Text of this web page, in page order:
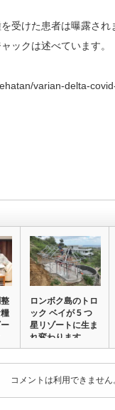
受けた患者は曝露さ
ックは述べています。
varian-delta-
ロンボク島のトロ
ック ベイが 5 つ
星リゾートに生ま
れ変わります…
コメントは利用できません